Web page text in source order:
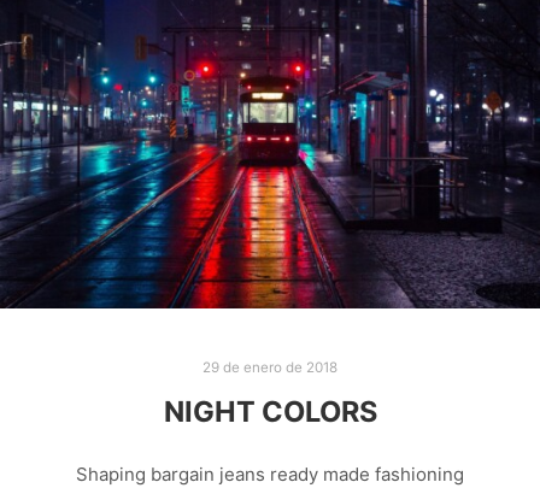
29 de enero de 2018
NIGHT COLORS
Shaping bargain jeans ready made fashioning